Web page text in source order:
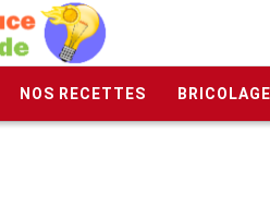
NOS RECETTES BRICOLAGE